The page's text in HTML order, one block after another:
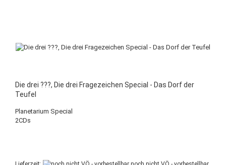
Die drei ???, Die drei Fragezeichen Special - Das Dorf der
Teufel
Planetarium Special
2CDs